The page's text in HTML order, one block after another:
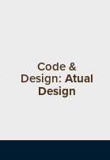
Code &
Design:Atual
Design